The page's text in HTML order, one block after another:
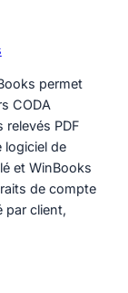
permet
CODA
PDF
logiciel de
et WinBooks
de compte
par client,